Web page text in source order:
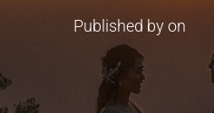
Published byon